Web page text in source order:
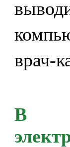
врач-
В